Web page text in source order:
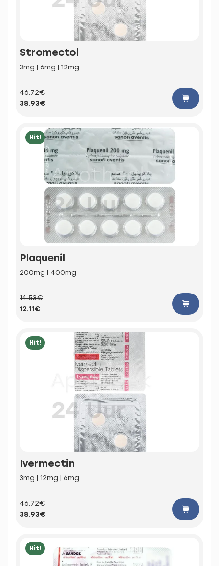
Stromectol
3mg | 6mg | 12mg
46.72€
38.93€
Hit!
Plaquenil
200mg | 400mg
14.53€
12.11€
Hit!
Ivermectin
3mg | 12mg | 6mg
46.72€
38.93€
Hit!